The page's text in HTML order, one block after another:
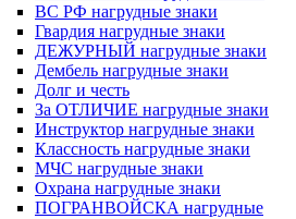
ВС РФ нагрудные знаки
Гвардия нагрудные знаки
ДЕЖУРНЫЙ нагрудные знаки
Дембель нагрудные знаки
Долг и честь
За ОТЛИЧИЕ нагрудные знаки
Инструктор нагрудные знаки
Классность нагрудные знаки
МЧС нагрудные знаки
Охрана нагрудные знаки
ПОГРАНВОЙСКА нагрудные